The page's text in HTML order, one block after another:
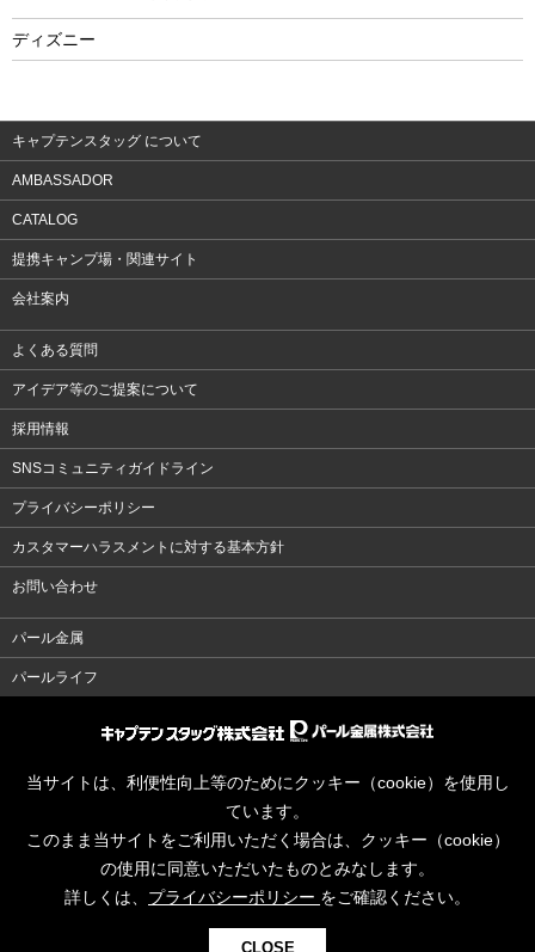
ウェア
ディズニー
キャプテンスタッグ について
AMBASSADOR
CATALOG
提携キャンプ場・関連サイト
会社案内
よくある質問
アイデア等のご提案について
採用情報
SNSコミュニティガイドライン
プライバシーポリシー
カスタマーハラスメントに対する基本方針
お問い合わせ
パール金属
パールライフ
当サイトは、利便性向上等のためにクッキー（cookie）を使用し
ています。
このまま当サイトをご利用いただく場合は、クッキー（cookie）
の使用に同意いただいたものとみなします。
詳しくは、 プライバシーポリシー をご確認ください。
CLOSE